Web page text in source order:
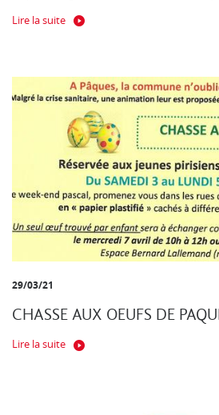
Lire la suite
29/03/21
CHASSE AUX OEUFS DE
Lire la suite